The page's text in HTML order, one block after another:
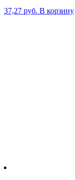
37,27 руб. В корзину